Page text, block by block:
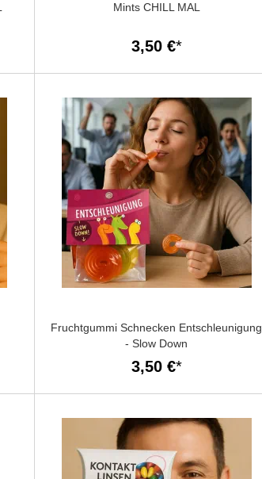
Mints CHILL MAL
3,50 €
Fruchtgummi Schnecken Entschleunigung
- Slow Down
3,50 €